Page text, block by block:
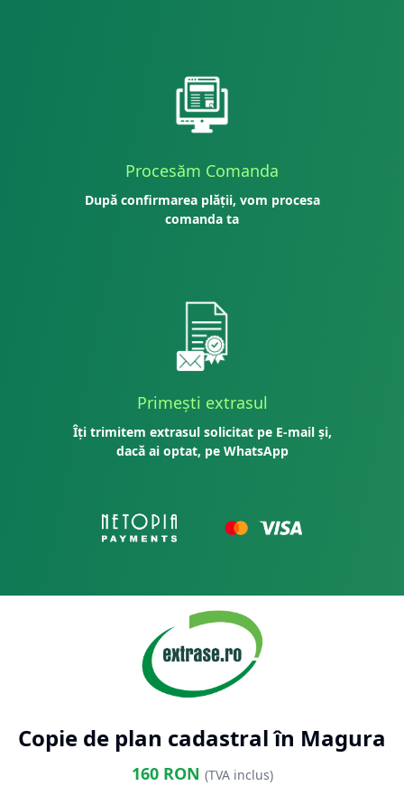
Procesăm Comanda
După confirmarea plății, vom procesa
comanda ta
Primești extrasul
Îți trimitem extrasul solicitat pe E-mail și,
dacă ai optat, pe WhatsApp
Copie de plan cadastral în Magura
160RON (TVA inclus)